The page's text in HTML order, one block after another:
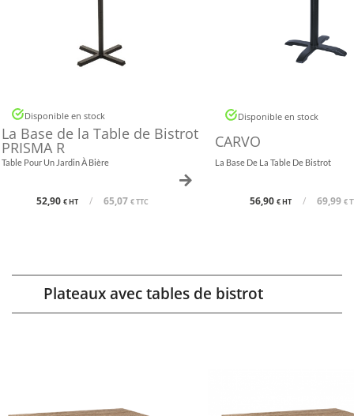
Disponible en stock
La Base de la Table de Bistrot
PRISMA R
Table Pour Un Jardin À Bière
52,90 € HT / 65,07 € TTC
Disponible en stock
CARVO
La Base De La Table De Bistrot
56,90 € HT / 69,99 €
Plateaux avec tables de bistrot